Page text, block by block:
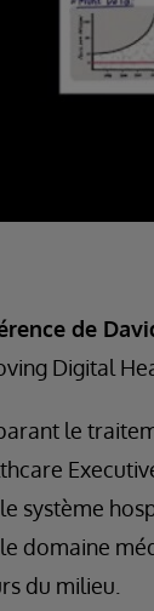
de
Digital
le
système
domaine
du milieu.